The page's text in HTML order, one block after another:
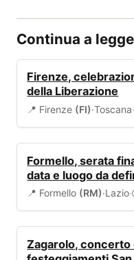
Continua a
Firenze,
della Liberazione
📍 Firenze (FI)·Toscana
Formello, serata
data e luogo da
📍 Formello (RM)·Lazio·
Zagarolo,